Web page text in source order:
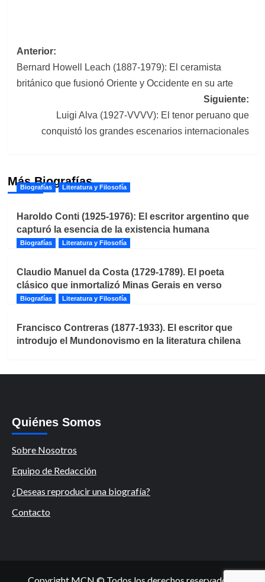
Navegación
de
entradas
Anterior:
Bernard Howell Leach (1887-1979): El ceramista
británico que fusionó Oriente y Occidente en su arte
Siguiente:
Luigi Alva (1927-VVVV): El tenor peruano que
conquistó los grandes escenarios internacionales
Más Biografías
Biografías Literatura y Filosofía
Haroldo Conti (1925-1976): El escritor argentino que
capturó la esencia de la existencia humana
Biografías Literatura y Filosofía
Claudio Manuel da Costa (1729-1789). El poeta
clásico que inmortalizó Minas Gerais en verso
Biografías Literatura y Filosofía
Francisco Contreras (1877-1933). El escritor que
introdujo el Mundonovismo en la literatura chilena
Quiénes Somos
Sobre Nosotros
Equipo de Redacción
¿Deseas reproducir una biografía?
Contacto